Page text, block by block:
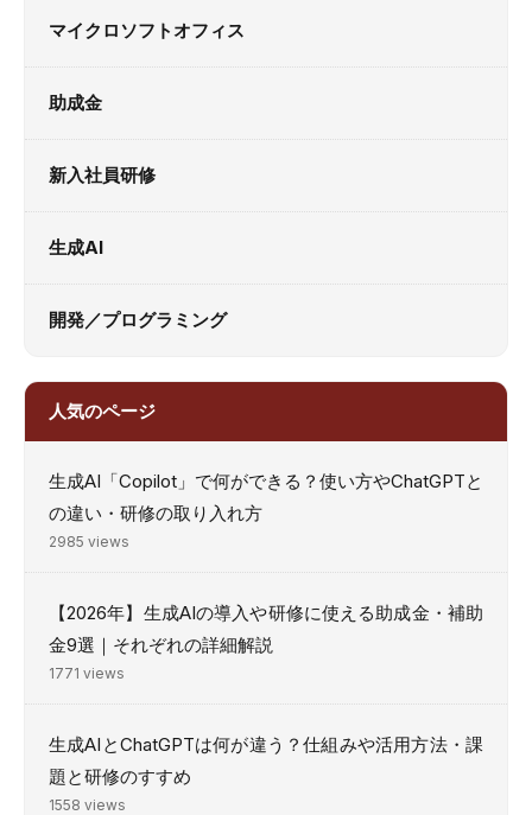
マイクロソフトオフィス
助成金
新入社員研修
生成AI
開発／プログラミング
人気のページ
生成AI「Copilot」で何ができる？使い方やChatGPTと
の違い・研修の取り入れ方
2985 views
【2026年】生成AIの導入や研修に使える助成金・補助
金9選｜それぞれの詳細解説
1771 views
生成AIとChatGPTは何が違う？仕組みや活用方法・課
題と研修のすすめ
1558 views